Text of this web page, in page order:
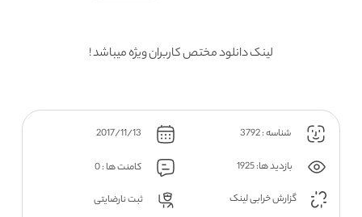
لینک دانلود مختص کاربران ویژه میباشد !
شناسه : 3792
بازدید ها: 1925
کامنت ها : 0
گزارش خرابی لینک
ثبت نارضایتی